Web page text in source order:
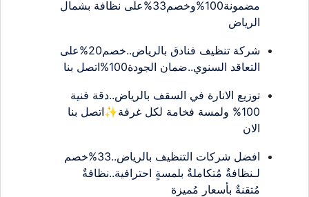
مضمونة100%وخصم33%على نظافة بشمال
الرياض
شركة تنظيف فنادق بالرياض..خصم20%على
التعاقد السنوي..ضمان الجودة100%اتصل بنا
توزيع الانارة في السقف بالرياض..دقة فنية
100% ولمسة فخامة لكل غرفة✨اتصل بنا
الان
افضل شركات التنظيف بالرياض..33%خصم
لـنظافةٌ مُتكاملةٌ بلمسةٍ احترافية..نظافةٌ
مُتقنةٌ بأسعار مُميزة